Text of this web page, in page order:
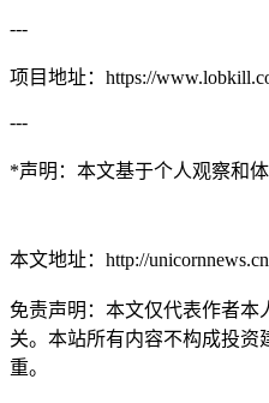
---
项目地址：https://
---
*声明：本文基于个人观察和
本文地址： http://
免责声明：本文仅代表作者本
关。本站所有内容不构成投
重。